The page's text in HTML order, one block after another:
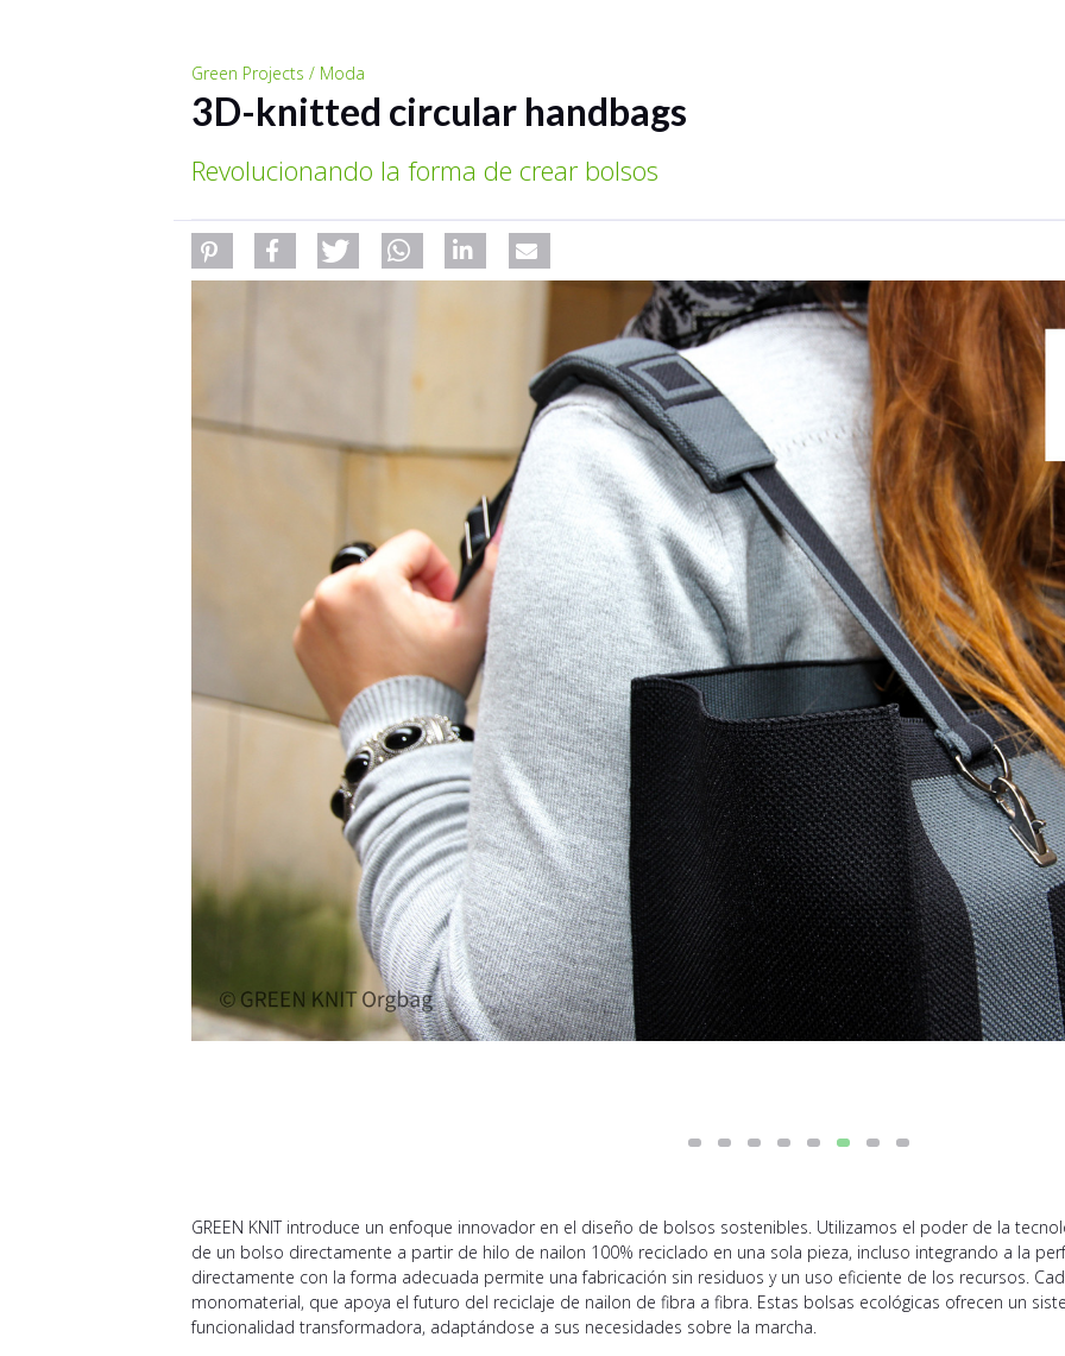
Green Projects / Moda
3D-knitted circular handbags
Revolucionando la forma de crear bolsos
GREEN KNIT introduce un enfoque innovador en el diseño de bolsos sostenibles. Utilizamos el poder de la
de un bolso directamente a partir de hilo de nailon 100% reciclado en una sola pieza, incluso integrando a la
directamente con la forma adecuada permite una fabricación sin residuos y un uso eficiente de los recursos.
monomaterial, que apoya el futuro del reciclaje de nailon de fibra a fibra. Estas bolsas ecológicas ofrecen un
funcionalidad transformadora, adaptándose a sus necesidades sobre la marcha.